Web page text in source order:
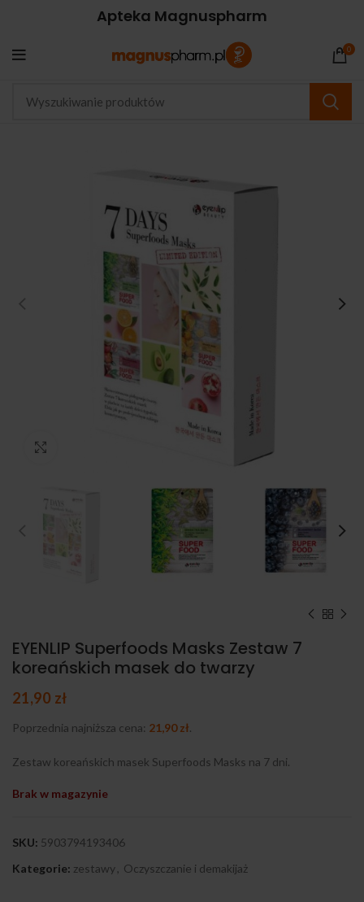
Apteka Magnuspharm
0
EYENLIP Superfoods Masks Zestaw 7
koreańskich masek do twarzy
21,90 zł
Poprzednia najniższa cena: 21,90zł.
Zestaw koreańskich masek Superfoods Masks na 7 dni.
Brak w magazynie
SKU: 5903794193406
Kategorie: zestawy Oczyszczanie i demakijaż